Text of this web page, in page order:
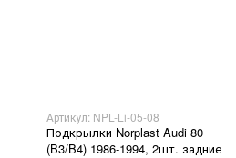
Артикул: NPL-Li-05-08
Подкрылки Norplast Audi 80
(B3/B4) 1986-1994, 2шт. задние